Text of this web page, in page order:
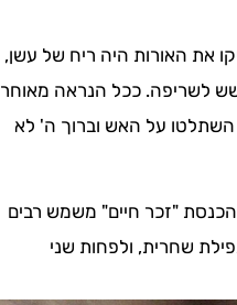
את האורות היה ריח של עשן,
לשריפה. ככל הנראה מאוחר
השתלטו על האש וברוך ה' לא
"זכר חיים" משמש רבים
שחרית, ולפחות שני